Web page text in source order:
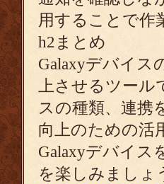
用することで作
h2まとめ
Galaxyデバイス
上させるツール
スの種類、連携
向上のための活
Galaxyデバイス
を楽しみましょ